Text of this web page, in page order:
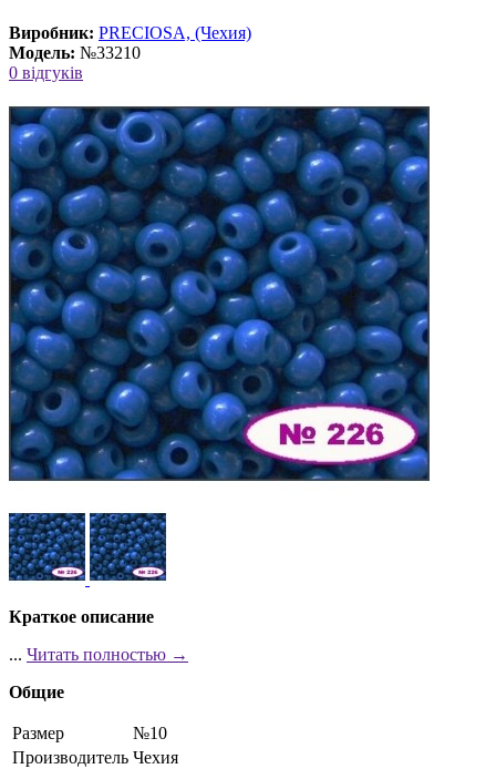
Виробник: PRECIOSA, (Чехия)
Модель: №33210
0 відгуків
Краткое описание
... Читать полностью →
Общие
Размер
№10
Производитель Чехия